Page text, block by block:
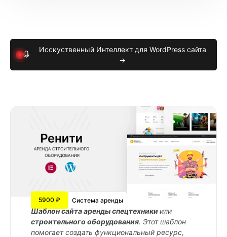
Исскуственный Интеллект для WordPress сайта
→
5900 ₽ Система аренды
Шаблон сайта аренды спецтехникиили
строительного оборудования. Этот шаблон
помогает создать функциональный ресурс,